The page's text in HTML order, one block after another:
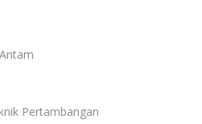
Pertambangan